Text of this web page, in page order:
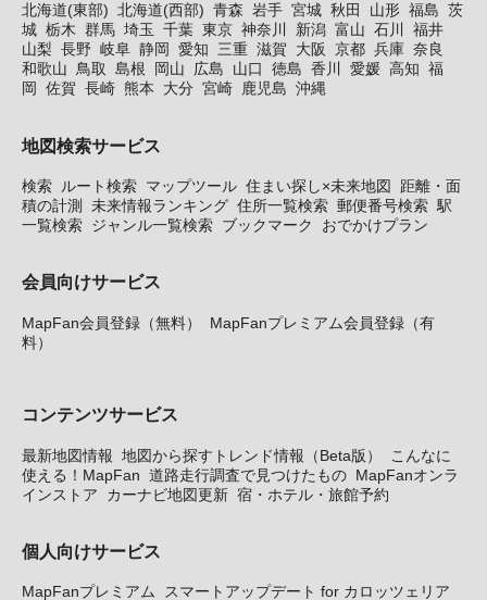
北海道(東部) 北海道(西部) 青森 岩手 宮城 秋田 山形 福島 茨
城 栃木 群馬 埼玉 千葉 東京 神奈川 新潟 富山 石川
福井
山梨 長野 岐阜 静岡 愛知 三重 滋賀 大阪 京都 兵庫 奈良
和歌山 鳥取 島根 岡山 広島 山口 徳島 香川 愛媛 高知 福
岡
佐賀 長崎 熊本 大分 宮崎 鹿児島 沖縄
地図検索サービス
検索 ルート検索 マップツール 住まい探し×未来地図
距離・面
積の計測
未来情報ランキング 住所一覧検索 郵便番号検索 駅
一覧検索 ジャンル一覧検索 ブックマーク おでかけプラン
会員向けサービス
MapFan会員登録（無料）
MapFanプレミアム会員登録（有
料）
コンテンツサービス
最新地図情報 地図から探すトレンド情報（Beta版）
こんなに
使える！MapFan 道路走行調査で見つけたもの MapFanオンラ
インストア
カーナビ地図更新 宿・ホテル・旅館予約
個人向けサービス
MapFanプレミアム スマートアップデート for カロッツェリア